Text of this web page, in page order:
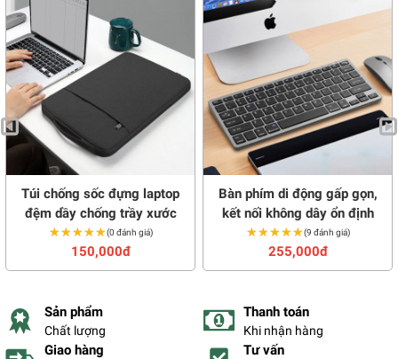
Túi chống sốc đựng laptop
đệm dầy chống trầy xước
★★★★★
★★★★★(0 đánh giá)
150,000đ
Bàn phím di động gấp gọn,
kết nối không dây ổn định
★★★★★
★★★★★(9 đánh giá)
255,000đ
Sản phẩm
Chất lượng
Thanh toán
Khi nhận hàng
Giao hàng Tư vấn